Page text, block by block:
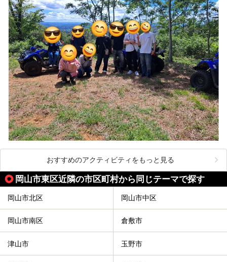
おすすめのアクティビティをもっと見る
岡山市東区近隣の市区町村から同じテーマで探す
岡山市北区 岡山市中区
岡山市南区 倉敷市
津山市 玉野市